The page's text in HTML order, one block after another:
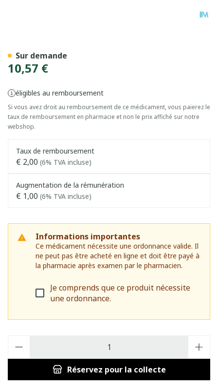
10,57 €
éligibles au remboursement
Si vous avez droit au remboursement de ce médicament, vous paierez le
taux de remboursement en pharmacie et non le prix affiché sur notre
webshop.
Taux de remboursement
€ 2,00 (6% TVA incluse)
Augmentation de la rémunération
€ 1,00 (6% TVA incluse)
Informations importantes
Ce médicament nécessite une ordonnance valide. Il
ne peut pas être acheté en ligne et doit être payé à
la pharmacie après examen par le pharmacien.
Je comprends que ce produit nécessite
une ordonnance.
Réservez pour la collecte
Sur demande